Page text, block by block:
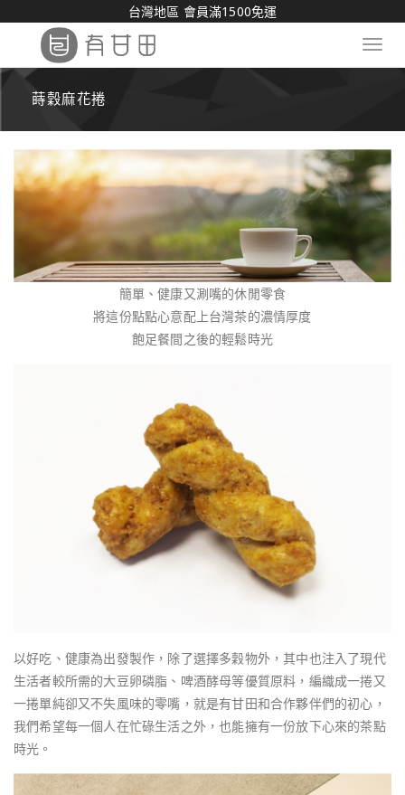
台灣地區 會員滿1500免運
蒔穀麻花捲
簡單、健康又涮嘴的休閒零食
將這份點點心意配上台灣茶的濃情厚度
飽足餐間之後的輕鬆時光
以好吃、健康為出發製作，除了選擇多穀物外，其中也注入了現代
生活者較所需的大豆卵磷脂、啤酒酵母等優質原料，編織成一捲又
一捲單純卻又不失風味的零嘴，就是有甘田和合作夥伴們的初心，
我們希望每一個人在忙碌生活之外，也能擁有一份放下心來的茶點
時光。